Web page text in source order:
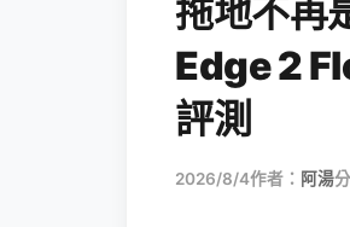
拖地不再
Edge 2
評測
2026/8/4作者： 阿湯